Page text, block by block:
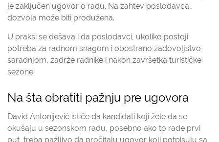
je zaključen ugovor o radu. Na zahtev poslodavca,
dozvola može biti produžena.
U praksi se dešava i da poslodavci, ukoliko postoji
potreba za radnom snagom i obostrano zadovoljstvo
saradnjom, zadrže radnike i nakon završetka turističke
sezone.
Na šta obratiti pažnju pre ugovora
David Antonijević ističe da kandidati koji žele da se
okušaju u sezonskom radu, posebno ako to rade prvi
put, treba pažljivo da pročitaju ugovor koji potpisuju sa